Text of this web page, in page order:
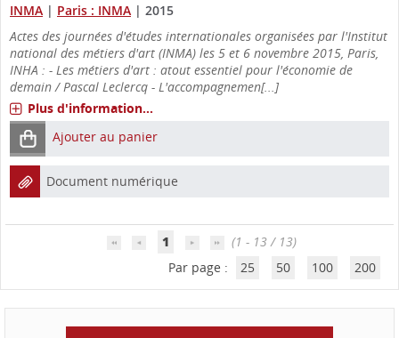
INMA | Paris : INMA | 2015
Actes des journées d'études internationales organisées par l'Institut
national des métiers d'art (INMA) les 5 et 6 novembre 2015, Paris,
INHA : - Les métiers d'art : atout essentiel pour l'économie de
demain / Pascal Leclercq - L'accompagnemen[...]
Plus d'information...
Ajouter au panier
Document numérique
1
(1 - 13 / 13)
Par page :
25 50 100 200